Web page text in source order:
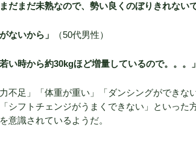
だまだ未熟なので、勢い良くのぼりきれないで
ないから」 （50代男性）
い時から約30kgほど増量しているので。。。」
不足」「体重が重い」「ダンシングができな
シフトチェンジがうまくできない」といった
意識されているようだ。